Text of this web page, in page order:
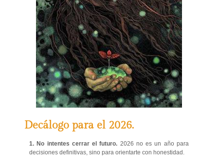
Decálogo para el 2026.
1. No intentes cerrar el futuro. 2026 no es un año para
decisiones definitivas, sino para orientarte con honestidad.